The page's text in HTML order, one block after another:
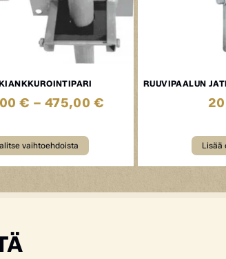
€ – 475,00 €
vaihtoehdoista
RUUVIPAALUN
Lisää